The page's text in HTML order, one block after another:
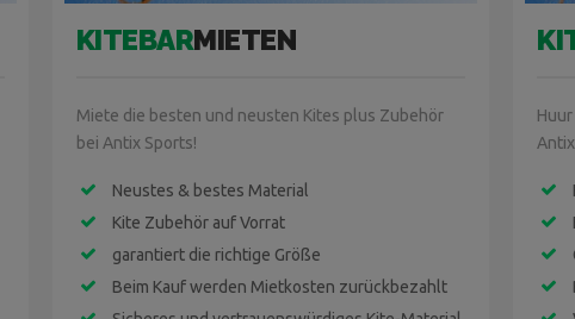
KITEBARMIETEN
Miete die besten und neusten Kites plus Zubehör
bei Antix Sports!
Neustes & bestes Material
Kite Zubehör auf Vorrat
garantiert die richtige Größe
Beim Kauf werden Mietkosten zurückbezahlt